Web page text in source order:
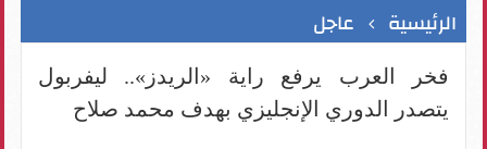
الرئيسية عاجل
فخر العرب يرفع راية «الريدز».. ليفربول
يتصدر الدوري الإنجليزي بهدف محمد صلاح